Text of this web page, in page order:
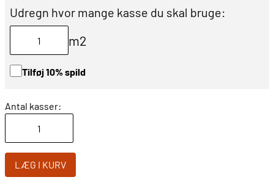
Udregn hvor mange kasse du skal bruge:
m2
Tilføj 10% spild
Antal kasser:
LÆG I KURV